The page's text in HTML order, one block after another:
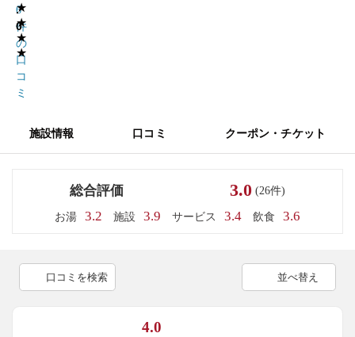
★
★
★
★
.
0
6
件
の
口
コ
ミ
施設情報 口コミ クーポン・チケット
総合評価 3.0 (26件)
お湯 3.2 施設 3.9 サービス 3.4 飲食 3.6
口コミを検索 並べ替え
4.0